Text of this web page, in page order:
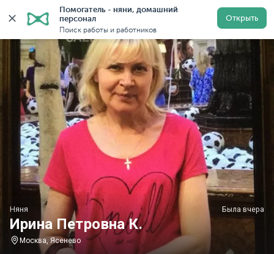
Помогатель - няни, домашний
персонал
Поиск работы и работников
Открыть
Главная Няни Няни в Москве Няни у метро
Ирина Петровна К.
Няня Была вчера
Москва, Ясенево